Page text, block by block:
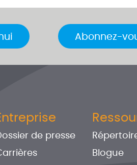
Abonnez-
de presse
Blogue